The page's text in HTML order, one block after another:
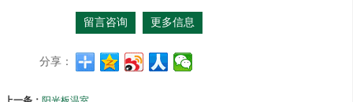
留言咨询 更多信息
分享：
阳光板温室